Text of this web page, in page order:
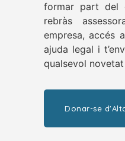
formar part del
rebràs
empresa, accés
ajuda legal i
qualsevol
Donar-se